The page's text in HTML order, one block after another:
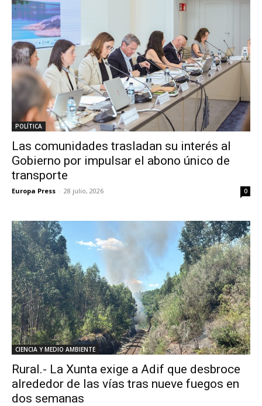
POLÍTICA
Las comunidades trasladan su interés al
Gobierno por impulsar el abono único de
transporte
Europa Press - 28 julio, 2026 0
CIENCIA Y MEDIO AMBIENTE
Rural.- La Xunta exige a Adif que desbroce
alrededor de las vías tras nueve fuegos en
dos semanas